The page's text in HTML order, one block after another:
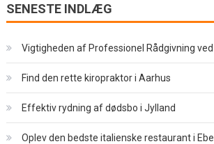
SENESTE INDLÆG
Vigtigheden af Professionel Rådgivning
Find den rette kiropraktor i Aarhus
Effektiv rydning af dødsbo i Jylland
Oplev den bedste italienske restaurant i